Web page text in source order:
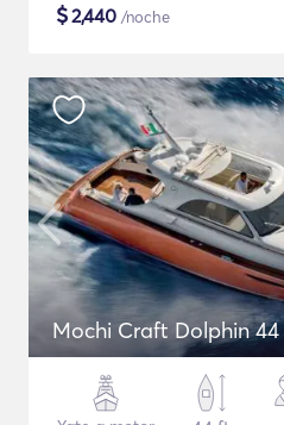
$2,440 /noche
Mochi Craft Dolphin 44